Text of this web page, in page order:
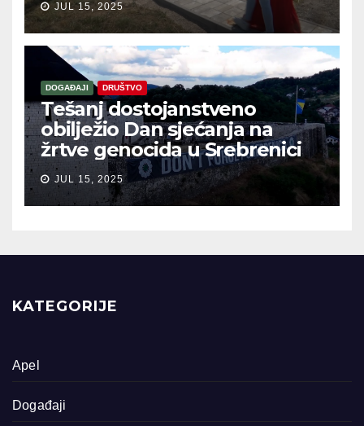
JUL 15, 2025
DOGAĐAJI DRUŠTVO
Tešanj dostojanstveno
obilježio Dan sjećanja na
žrtve genocida u Srebrenici
JUL 15, 2025
KATEGORIJE
Apel
Događaji